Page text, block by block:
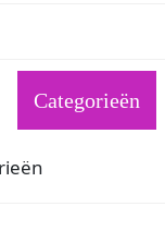
Categorieën